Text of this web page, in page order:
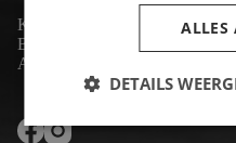
K.v.K: 80530338
B.T.W-nummer:
Algemene voorwaarden
ALLES
DETAILS